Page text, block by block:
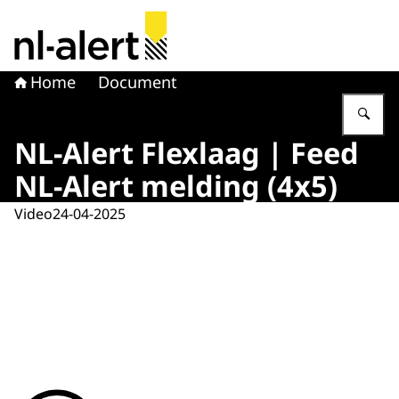
Naar de homepage van NL Alert
Home Document
NL-Alert Flexlaag | Feed
NL-Alert melding (4x5)
Video24-04-2025